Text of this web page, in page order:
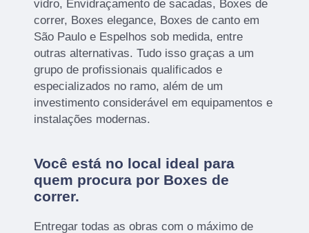
vidro, Envidraçamento de sacadas, Boxes de
correr, Boxes elegance, Boxes de canto em
São Paulo e Espelhos sob medida, entre
outras alternativas. Tudo isso graças a um
grupo de profissionais qualificados e
especializados no ramo, além de um
investimento considerável em equipamentos e
instalações modernas.
Você está no local ideal para
quem procura por Boxes de
correr.
Entregar todas as obras com o máximo de